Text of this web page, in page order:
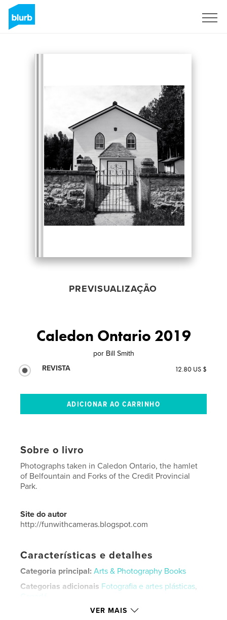
PREVISUALIZAÇÃO
Caledon Ontario 2019
por Bill Smith
REVISTA
12.80 US $
Sobre o livro
Photographs taken in Caledon Ontario, the hamlet
of Belfountain and Forks of the Credit Provincial
Park.
Site do autor
http://funwithcameras.blogspot.com
Características e detalhes
Categoria principal: Arts & Photography Books
Categorias adicionais Fotografia e artes plásticas,
Canadá
Papel carta, 22×28 cm
VER MAIS